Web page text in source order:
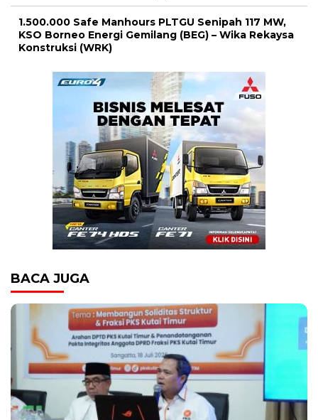
1.500.000 Safe Manhours PLTGU Senipah 117 MW,
KSO Borneo Energi Gemilang (BEG) – Wika Rekaysa
Konstruksi (WRK)
BACA JUGA